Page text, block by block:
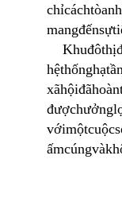
chỉcáchtòa
mangđếnsự
Khuđôthị
hệthốnghạ
xãhộiđãhoàn
đượchưởng
vớimộtcuộc
ấmcúngvà